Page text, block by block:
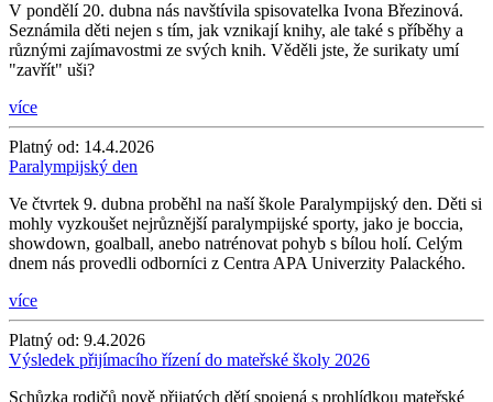
V pondělí 20. dubna nás navštívila spisovatelka Ivona Březinová.
Seznámila děti nejen s tím, jak vznikají knihy, ale také s příběhy a
různými zajímavostmi ze svých knih. Věděli jste, že surikaty umí
"zavřít" uši?
více
Platný od: 14.4.2026
Paralympijský den
Ve čtvrtek 9. dubna proběhl na naší škole Paralympijský den. Děti si
mohly vyzkoušet nejrůznější paralympijské sporty, jako je boccia,
showdown, goalball, anebo natrénovat pohyb s bílou holí. Celým
dnem nás provedli odborníci z Centra APA Univerzity Palackého.
více
Platný od: 9.4.2026
Výsledek přijímacího řízení do mateřské školy 2026
Schůzka rodičů nově přijatých dětí spojená s prohlídkou mateřské